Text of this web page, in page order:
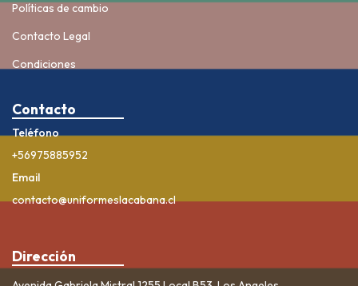
Políticas de cambio
Contacto Legal
Condiciones
Contacto
Teléfono
+56975885952
Email
contacto@uniformeslacabana.cl
Dirección